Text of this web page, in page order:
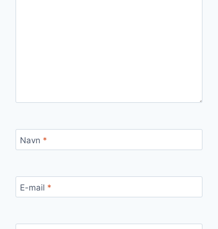
Navn *
E-mail *